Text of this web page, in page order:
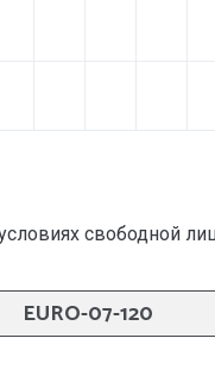
свободной
EURO-07-120